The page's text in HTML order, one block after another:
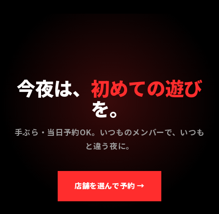
今夜は、 初めての遊び
を。
手ぶら・当日予約OK。いつものメンバーで、いつも
と違う夜に。
店舗を選んで予約 →